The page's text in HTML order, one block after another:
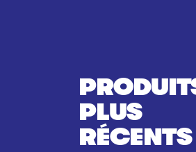
PLUS
RÉCENTS